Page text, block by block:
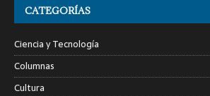
CATEGORÍAS
Ciencia y Tecnología
Columnas
Cultura